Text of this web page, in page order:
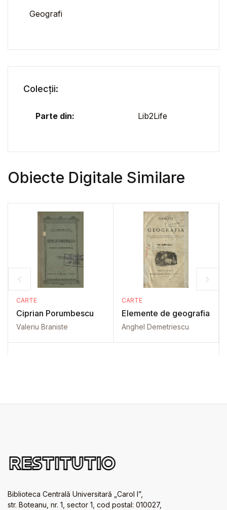
Geografi
Colecții:
Parte din: Lib2Life
Obiecte Digitale Similare
CARTE
Ciprian Porumbescu
Valeriu Braniste
CARTE
Elemente de geografia
Anghel Demetriescu
Biblioteca Centrală Universitară „Carol I”,
str. Boteanu, nr. 1, sector 1, cod postal: 010027,